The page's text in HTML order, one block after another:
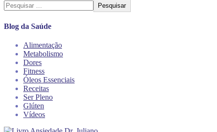
Pesquisar
Blog da Saúde
Alimentação
Metabolismo
Dores
Fitness
Óleos Essenciais
Receitas
Ser Pleno
Glúten
Vídeos